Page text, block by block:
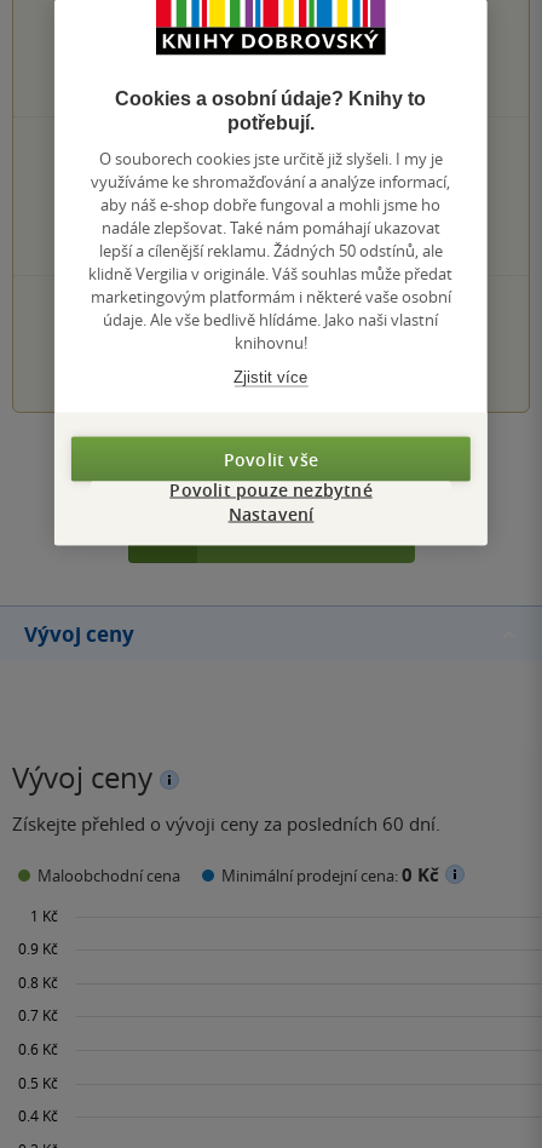
hodnocení čtenářů
0×
5 hvězdiček
4 hvězdičky
0×
3 hvězdičky
0×
2 hvězdičky
0×
1 hvezdička
PŘIDEJTE SVÉ HODNOCENÍ KNIHY
3 4 5
Zobrazit všechna hodnocení
Přidat hodnocení
Vývoj ceny
Vývoj ceny
Získejte přehled o vývoji ceny za posledních 60 dní.
Maloobchodní cena Minimální prodejní cena:0 Kč
Cookies a osobní údaje? Knihy to
potřebují.
O souborech cookies jste určitě již slyšeli. I my je
využíváme ke shromažďování a analýze informací,
aby náš e-shop dobře fungoval a mohli jsme ho
nadále zlepšovat. Také nám pomáhají ukazovat
lepší a cílenější reklamu. Žádných 50 odstínů, ale
klidně Vergilia v originále. Váš souhlas může předat
marketingovým platformám i některé vaše osobní
údaje. Ale vše bedlivě hlídáme. Jako naši vlastní
knihovnu!
Zjistit více
Povolit vše
Povolit pouze nezbytné
Nastavení